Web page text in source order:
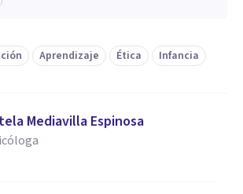
Aprendizaje Ética Infancia
Mediavilla Espinosa